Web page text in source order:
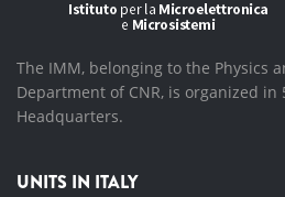
The IMM, belonging to the Physics
Department of CNR, is organized in
Headquarters.
UNITS IN ITALY